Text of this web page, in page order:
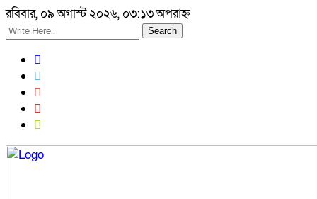
রবিবার, ০৯ অগাস্ট ২০২৬, ০৩:১৩ অপরাহ্ন
Search